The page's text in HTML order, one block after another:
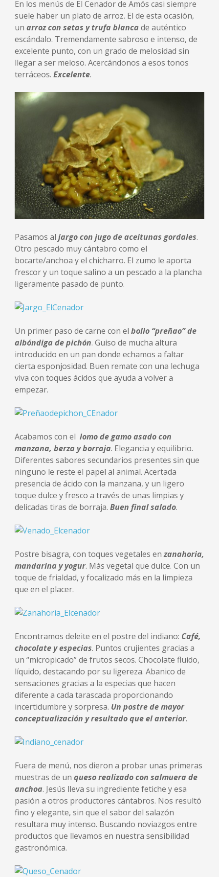
En los menús de El Cenador de Amós casi siempre
suele haber un plato de arroz. El de esta ocasión,
un arroz con setas y trufa blanca de auténtico
escándalo. Tremendamente sabroso e intenso, de
excelente punto, con un grado de melosidad sin
llegar a ser meloso. Acercándonos a esos tonos
terráceos. Excelente.
Pasamos al jargo con jugo de aceitunas gordales.
Otro pescado muy cántabro como el
bocarte/anchoa y el chicharro. El zumo le aporta
frescor y un toque salino a un pescado a la plancha
ligeramente pasado de punto.
Un primer paso de carne con el bollo “preñao” de
albóndiga de pichón. Guiso de mucha altura
introducido en un pan donde echamos a faltar
cierta esponjosidad. Buen remate con una lechuga
viva con toques ácidos que ayuda a volver a
empezar.
Acabamos con el lomo de gamo asado con
manzana, berza y borraja. Elegancia y equilibrio.
Diferentes sabores secundarios presentes sin que
ninguno le reste el papel al animal. Acertada
presencia de ácido con la manzana, y un ligero
toque dulce y fresco a través de unas limpias y
delicadas tiras de borraja. Buen final salado.
Postre bisagra, con toques vegetales enzanahoria,
mandarina y yogur. Más vegetal que dulce. Con un
toque de frialdad, y focalizado más en la limpieza
que en el placer.
Encontramos deleite en el postre del indiano: Café,
chocolate y especias. Puntos crujientes gracias a
un “micropicado” de frutos secos. Chocolate fluido,
líquido, destacando por su ligereza. Abanico de
sensaciones gracias a la especias que hacen
diferente a cada tarascada proporcionando
incertidumbre y sorpresa. Un postre de mayor
conceptualización y resultado que el anterior.
Fuera de menú, nos dieron a probar unas primeras
muestras de un queso realizado con salmuera de
anchoa. Jesús lleva su ingrediente fetiche y esa
pasión a otros productores cántabros. Nos resultó
fino y elegante, sin que el sabor del salazón
resultara muy intenso. Buscando noviazgos entre
productos que llevamos en nuestra sensibilidad
gastronómica.